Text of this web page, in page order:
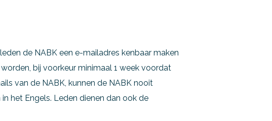
de NABK een e-mailadres kenbaar maken
bij voorkeur minimaal 1 week voordat
van de NABK, kunnen de NABK nooit
het Engels. Leden dienen dan ook de